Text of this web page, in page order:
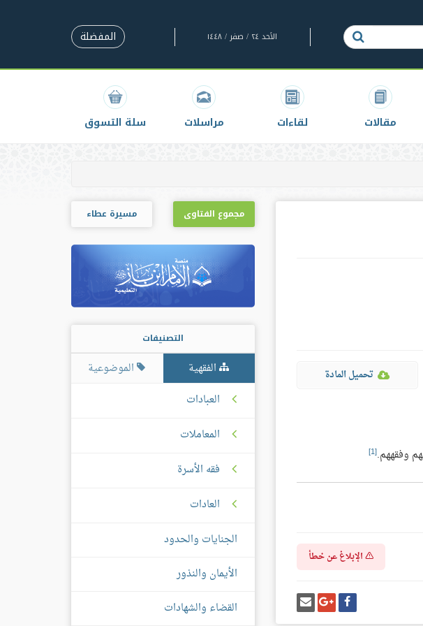
الأحد ٢٤ / صفر / ١٤٤٨ المفضلة
مقالات لقاءات مراسلات سلة التسوق
تحميل المادة
وفقههم.[1]
الإبلاغ عن خطأ
شارك
على
فيسبوك
شارك
على
غوغل
إرسل
إيميل
مجموع الفتاوى مسيرة عطاء
التصنيفات
الفقهية
الموضوعية
العبادات
المعاملات
فقه الأسرة
العادات
الجنايات والحدود
الأيمان والنذور
القضاء والشهادات